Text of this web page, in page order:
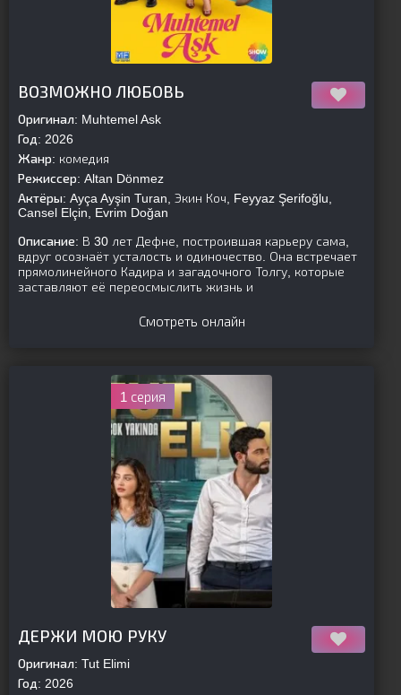
ВОЗМОЖНО ЛЮБОВЬ
Оригинал: Muhtemel Ask
Год: 2026
Жанр: комедия
Режиссер: Altan Dönmez
Актёры: Ayça Ayşin Turan, Экин Коч, Feyyaz Şerifoğlu,
Cansel Elçin, Evrim Doğan
Описание: В 30 лет Дефне, построившая карьеру сама,
вдруг осознаёт усталость и одиночество. Она встречает
прямолинейного Кадира и загадочного Толгу, которые
заставляют её переосмыслить жизнь и
Смотреть онлайн
1 серия
ДЕРЖИ МОЮ РУКУ
Оригинал: Tut Elimi
Год: 2026